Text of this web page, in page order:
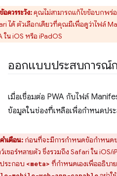
ข้อควรระวัง:คุณไม่สามารถแก้ไขข้อบกพร่
ได้ ตัวเลือกเดียวที่คุณมีเพื่อดูว่าไฟล์
ใน iOS หรือ iPadOS
ออกแบบประสบการณ์ก
เมื่อเชื่อมต่อ PWA กับไฟล์
ข้อมูลในช่องที่เหลือเพื่อกำหนดปร
คำเตือน: ก่อนที่จะมีการกำหนดข้อกำหนด
ว์เซอร์หลายตัว ซึ่งรวมถึง Safari ใน
ระกอบ <meta> ที่กำหนดเองเพื่ออธิบา